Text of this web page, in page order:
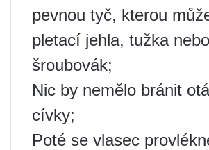
pevnou tyč, kterou
pletací jehla, tužka nebo
šroubovák;
Nic by nemělo bránit
cívky;
Poté se vlasec